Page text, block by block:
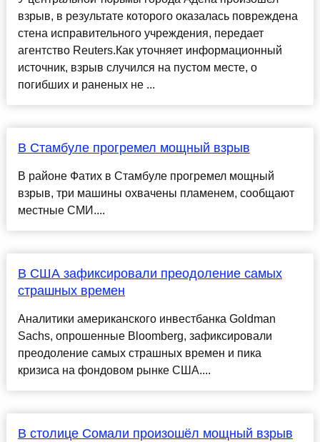
взрыв, в результате которого оказалась повреждена
стена исправительного учреждения, передает
агентство Reuters.Как уточняет информационный
источник, взрыв случился на пустом месте, о
погибших и раненых не ...
В Стамбуле прогремел мощный взрыв
В районе Фатих в Стамбуле прогремел мощный
взрыв, три машины охвачены пламенем, сообщают
местные СМИ....
В США зафиксировали преодоление самых
страшных времен
Аналитики американского инвестбанка Goldman
Sachs, опрошенные Bloomberg, зафиксировали
преодоление самых страшных времен и пика
кризиса на фондовом рынке США....
В столице Сомали произошёл мощный взрыв